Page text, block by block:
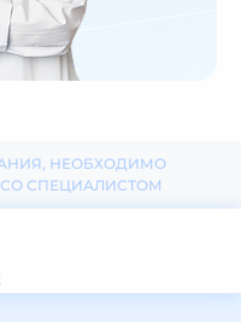
НЕОБХОДИМО
СПЕЦИАЛИСТОМ